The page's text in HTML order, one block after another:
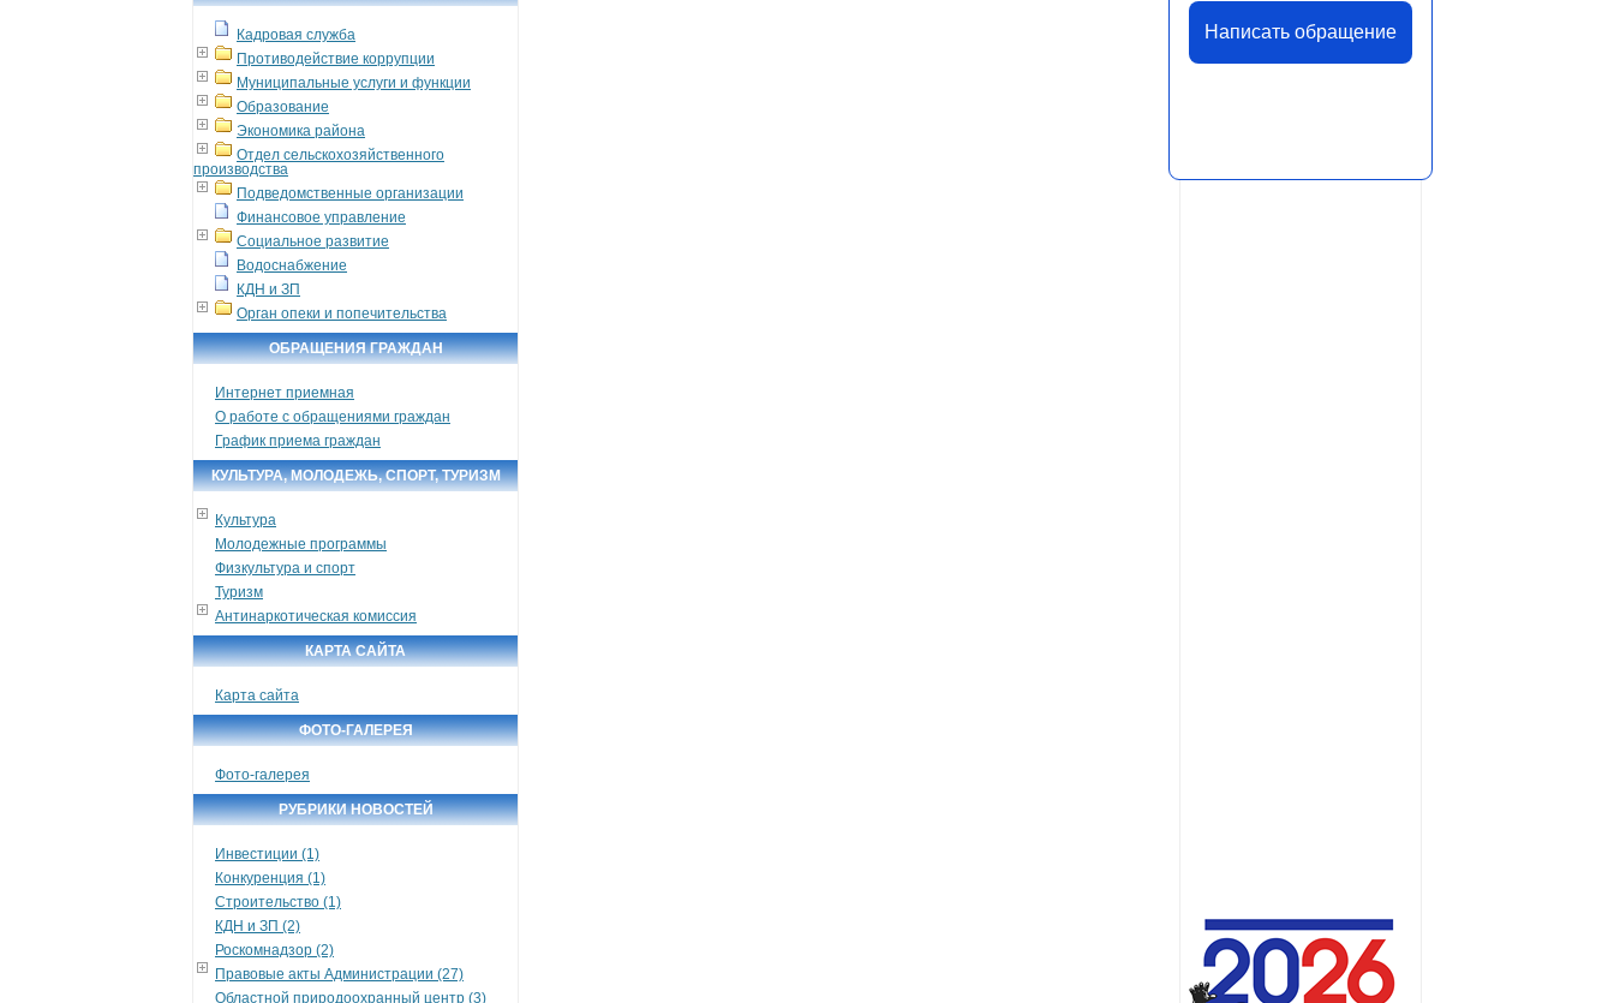
Кадровая служба
Противодействие коррупции
Муниципальные услуги и функции
Образование
Экономика района
Отдел сельскохозяйственного
производства
Подведомственные организации
Финансовое управление
Социальное развитие
Водоснабжение
КДН и ЗП
Орган опеки и попечительства
ОБРАЩЕНИЯ ГРАЖДАН
Интернет приемная
О работе с обращениями граждан
График приема граждан
КУЛЬТУРА, МОЛОДЕЖЬ, СПОРТ, ТУРИЗМ
Культура
Молодежные программы
Физкультура и спорт
Туризм
Антинаркотическая комиссия
КАРТА САЙТА
Карта сайта
ФОТО-ГАЛЕРЕЯ
Фото-галерея
РУБРИКИ НОВОСТЕЙ
Инвестиции (1)
Конкуренция (1)
Строительство (1)
КДН и ЗП (2)
Роскомнадзор (2)
Правовые акты Администрации (27)
Областной природоохранный центр (3)
Написать обращение